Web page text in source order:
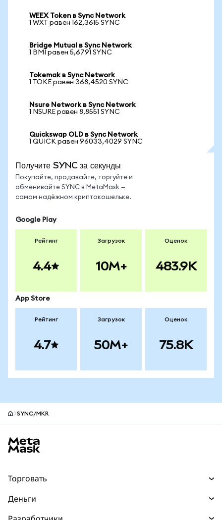
WEEX Token в Sync Network
1 WXT равен 162,3615 SYNC
Bridge Mutual в Sync Network
1 BMI равен 5,6791 SYNC
Tokemak в Sync Network
1 TOKE равен 368,4520 SYNC
Nsure Network в Sync Network
1 NSURE равен 8,8551 SYNC
Quickswap OLD в Sync Network
1 QUICK равен 96033,4029 SYNC
Получите SYNC за секунды
Покупайте, продавайте, торгуйте и
обменивайте SYNC в MetaMask —
самом надёжном криптокошельке.
Google Play
Рейтинг
4.4
Загрузок
10M+
Оценок
483.9K
App Store
Рейтинг
4.7
Загрузок
50M+
Оценок
75.8K
SYNC/MKR
Торговать
Деньги